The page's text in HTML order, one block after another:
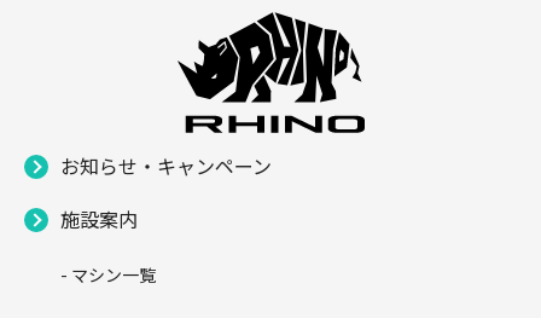
お知らせ・キャンペーン
施設案内
- マシン一覧